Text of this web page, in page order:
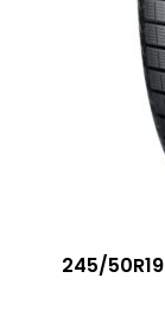
245/